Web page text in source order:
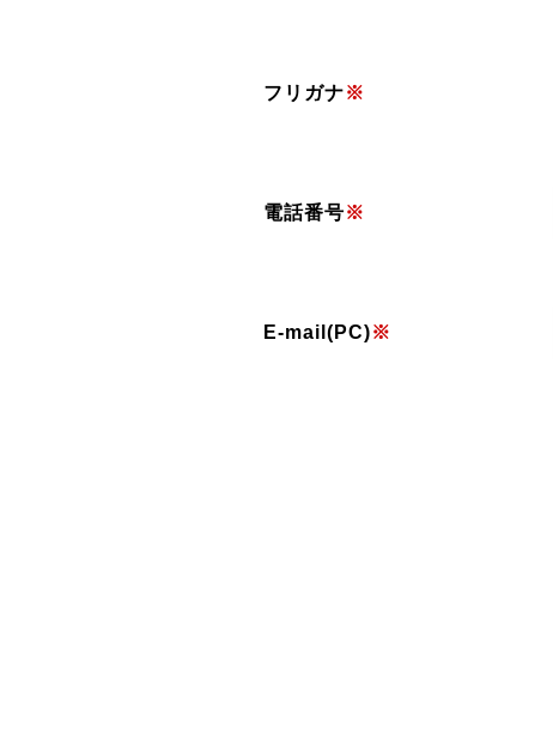
フリガナ※
電話番号※
E-mail(PC)※